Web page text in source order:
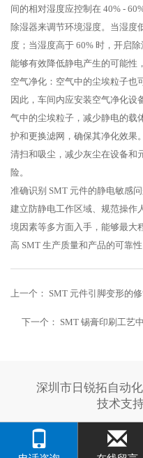
间的相对湿度应控制在 40% -
除湿器来调节环境湿度。当湿度
度；当湿度高于 60% 时，开启
能够有效降低静电产生的可能性
空气净化：空气中的尘埃粒子也
因此，车间内应安装空气净化设
气中的尘埃粒子，减少静电的载
护和更换滤网，确保其净化效果
清扫和吸尘，减少灰尘在设备和
险。
准确识别 SMT 元件的静电敏感
建立防静电工作区域、规范操作
境因素等多方面入手，能够最大
高 SMT 生产质量和产品的可靠
上一个： SMT 元件引脚变形的
下一个： SMT 锡膏印刷工艺
深圳市日锐拓自动
技术支持